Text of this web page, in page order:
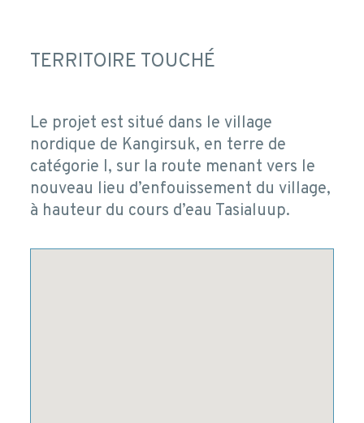
TERRITOIRE TOUCHÉ
Le projet est situé dans le village
nordique de Kangirsuk, en terre de
catégorie I, sur la route menant vers le
nouveau lieu d’enfouissement du village,
à hauteur du cours d’eau Tasialuup.